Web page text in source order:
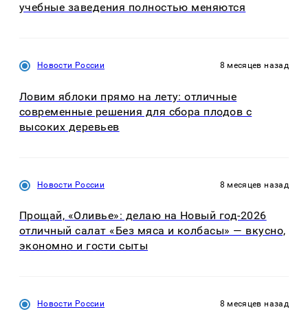
учебные заведения полностью меняются
Новости России 8 месяцев назад
Ловим яблоки прямо на лету: отличные
современные решения для сбора плодов с
высоких деревьев
Новости России 8 месяцев назад
Прощай, «Оливье»: делаю на Новый год-2026
отличный салат «Без мяса и колбасы» — вкусно,
экономно и гости сыты
Новости России 8 месяцев назад